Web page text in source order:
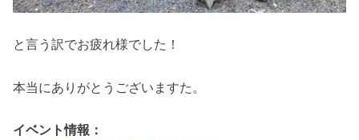
と言う訳でお疲れ様でした！
本当にありがとうございますた。
イベント情報：